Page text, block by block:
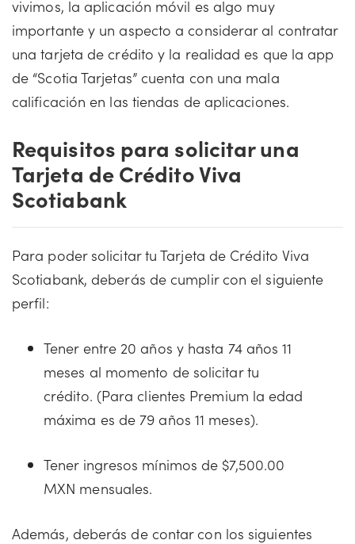
vivimos, la aplicación móvil es algo muy
importante y un aspecto a considerar al contratar
una tarjeta de crédito y la realidad es que la app
de “Scotia Tarjetas” cuenta con una mala
calificación en las tiendas de aplicaciones.
Requisitos para solicitar una
Tarjeta de Crédito Viva
Scotiabank
Para poder solicitar tu Tarjeta de Crédito Viva
Scotiabank, deberás de cumplir con el siguiente
perfil:
Tener entre 20 años y hasta 74 años 11
meses al momento de solicitar tu
crédito. (Para clientes Premium la edad
máxima es de 79 años 11 meses).
Tener ingresos mínimos de $7,500.00
MXN mensuales.
Además, deberás de contar con los siguientes